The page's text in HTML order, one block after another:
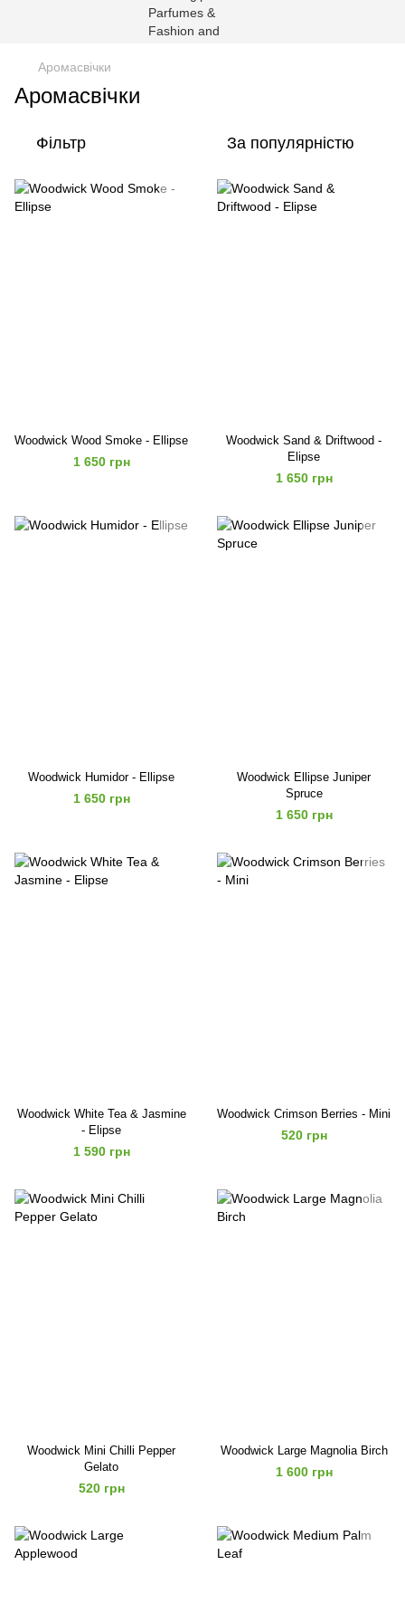
Аромасвічки
Аромасвічки
Фільтр За популярністю
Woodwick Wood Smoke - Ellipse
1 650 грн
Woodwick Sand & Driftwood -
Elipse
1 650 грн
Woodwick Humidor - Ellipse
1 650 грн
Woodwick Ellipse Juniper
Spruce
1 650 грн
Woodwick White Tea & Jasmine
- Elipse
1 590 грн
Woodwick Crimson Berries - Mini
520 грн
Woodwick Mini Chilli Pepper
Gelato
520 грн
Woodwick Large Magnolia Birch
1 600 грн